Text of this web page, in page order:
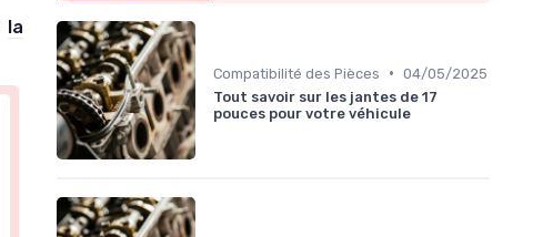
la
Compatibilité des Pièces • 04/05/2025
Tout savoir sur les jantes de 17
pouces pour votre véhicule